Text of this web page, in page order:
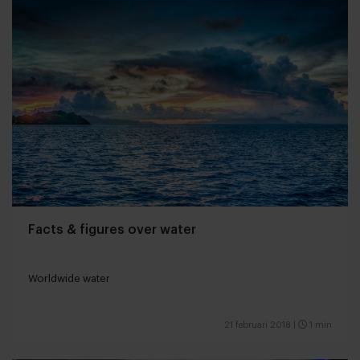
Facts & figures over water
Worldwide water
21 februari 2018 1 min